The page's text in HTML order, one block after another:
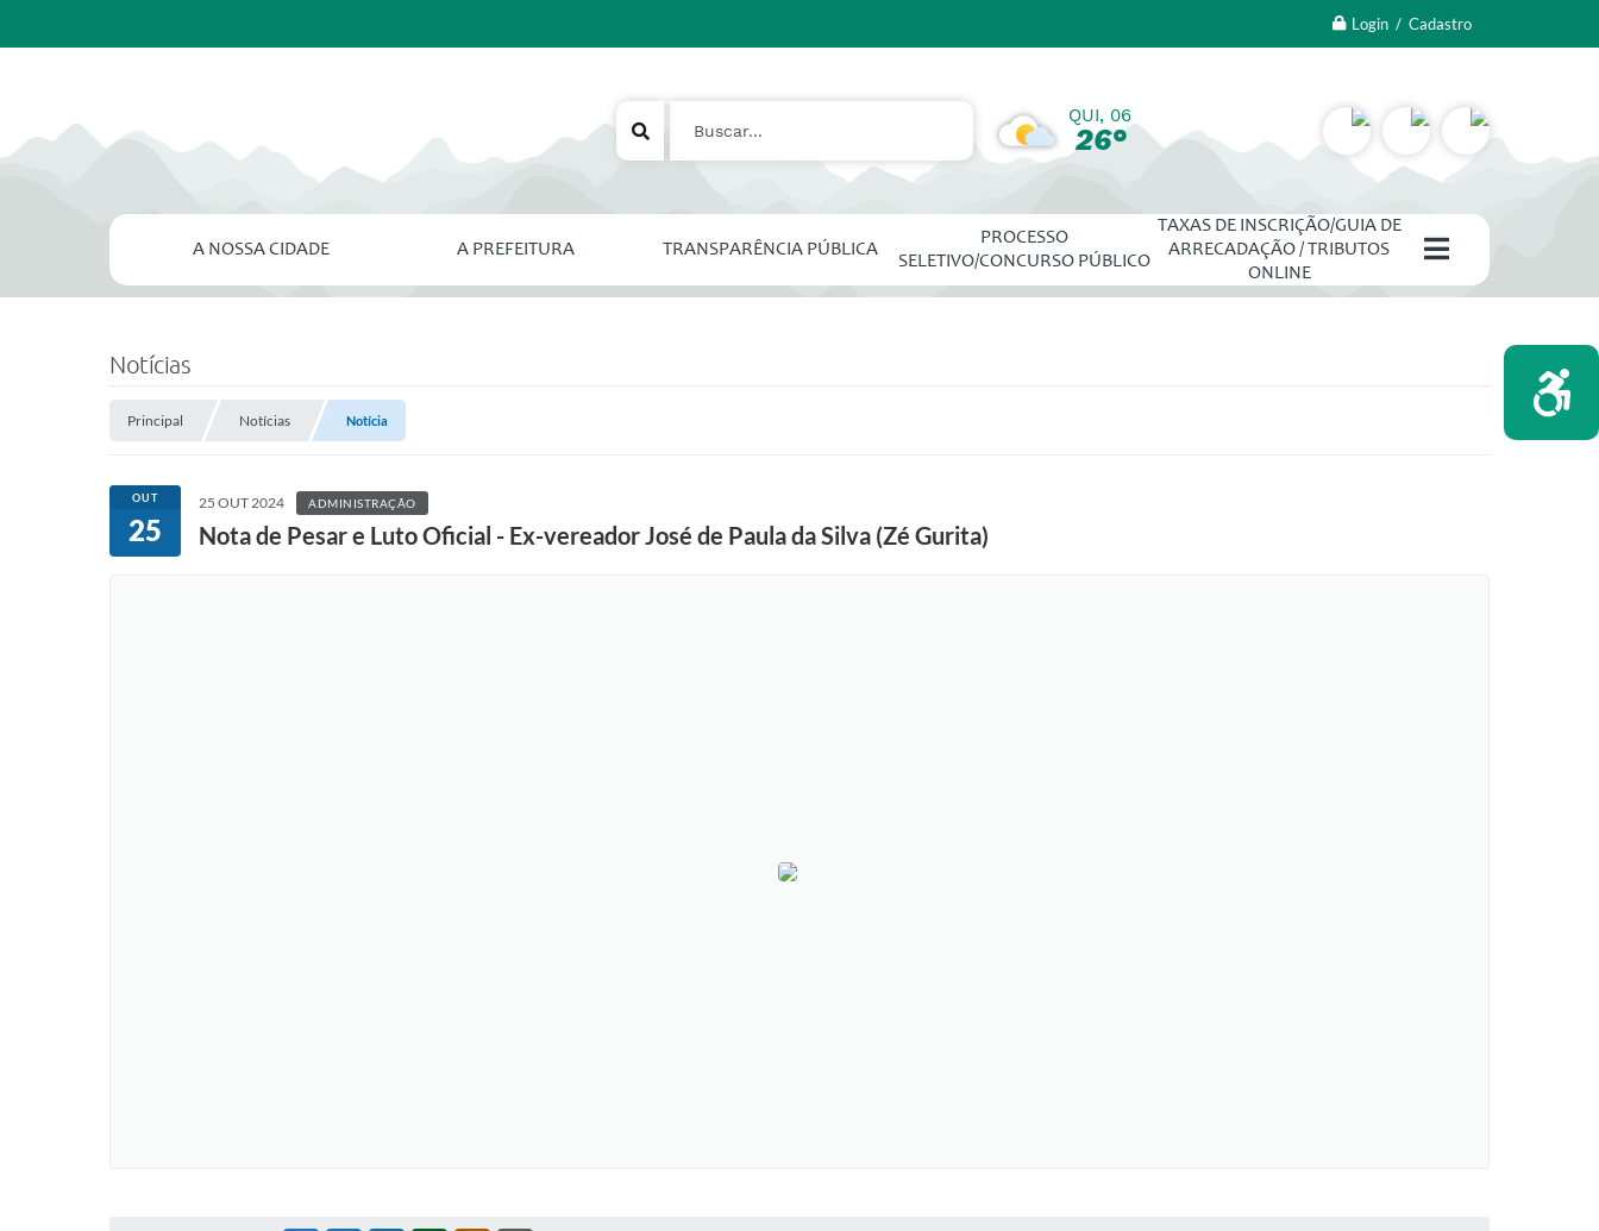
Login / Cadastro
QUI, 06
26°
A NOSSA CIDADE A PREFEITURA TRANSPARÊNCIA PÚBLICA
PROCESSO
SELETIVO/CONCURSO PÚBLICO
TAXAS DE INSCRIÇÃO/GUIA DE
ARRECADAÇÃO / TRIBUTOS
ONLINE
Notícias
Principal Notícias Notícia
OUT
25
25 OUT 2024 ADMINISTRAÇÃO
Nota de Pesar e Luto Oficial - Ex-vereador José de Paula da Silva (Zé Gurita)